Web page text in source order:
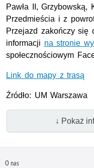
Pawła II, Grzybowską,
Przedmieścia i z
Przejazd zakończy się
informacji na stronie
społecznościowym
Link do mapy z trasą
Źródło: UM Warszawa
↓ Pokaż
O nas